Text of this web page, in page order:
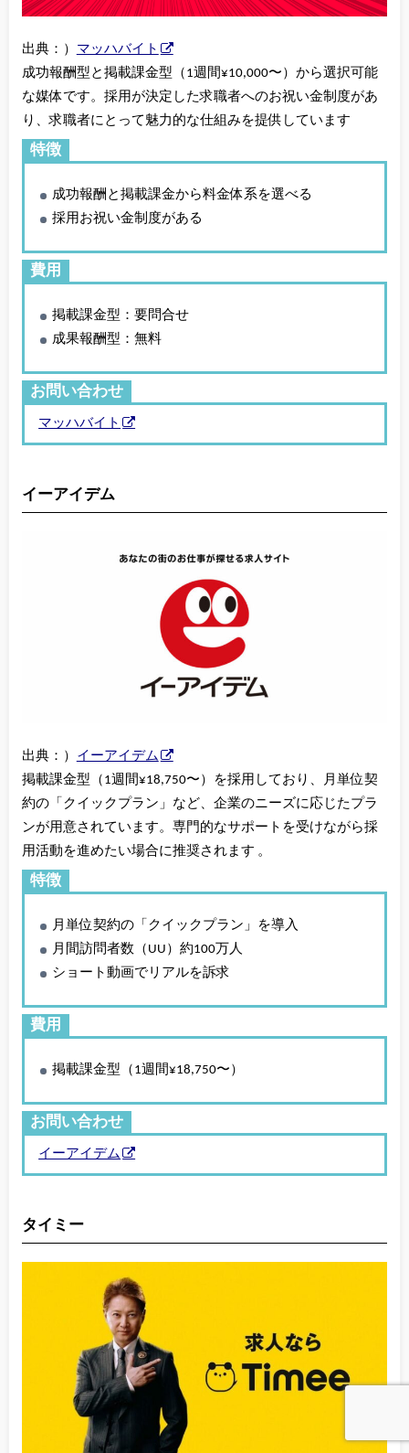
出典：） マッハバイト
成功報酬型と掲載課金型（1週間¥10,000〜）から選択可能
な媒体です。採用が決定した求職者へのお祝い金制度があ
り、求職者にとって魅力的な仕組みを提供しています
特徴
成功報酬と掲載課金から料金体系を選べる
採用お祝い金制度がある
費用
掲載課金型：要問合せ
成果報酬型：無料
お問い合わせ
マッハバイト
イーアイデム
出典：） イーアイデム
掲載課金型（1週間¥18,750〜）を採用しており、月単位契
約の「クイックプラン」など、企業のニーズに応じたプラ
ンが用意されています。専門的なサポートを受けながら採
用活動を進めたい場合に推奨されます 。
特徴
月単位契約の「クイックプラン」を導入
月間訪問者数（UU）約100万人
ショート動画でリアルを訴求
費用
掲載課金型（1週間¥18,750〜）
お問い合わせ
イーアイデム
タイミー